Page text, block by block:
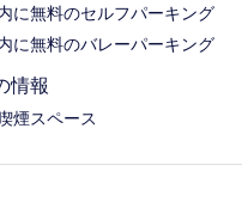
に無料のセルフパーキング
に無料のバレーパーキング
情報
煙スペース